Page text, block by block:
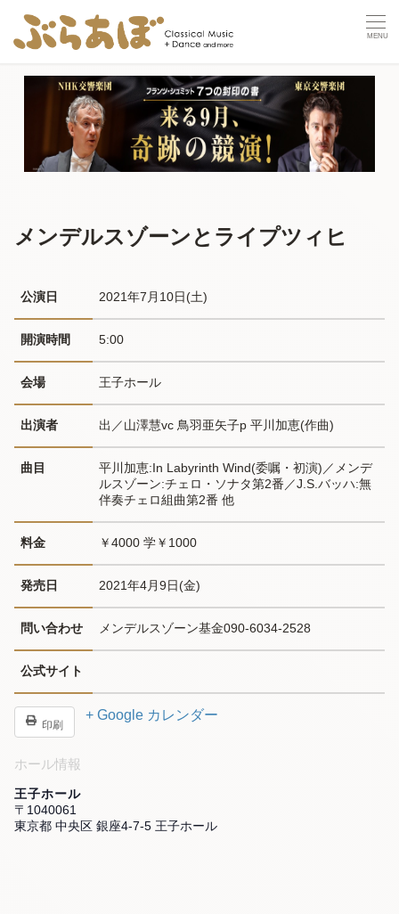
メンデルスゾーンとライプツィヒ
公演日 2021年7月10日(土)
開演時間 5:00
会場 王子ホール
出演者 出／山澤慧vc 鳥羽亜矢子p 平川加恵(作曲)
曲目
平川加恵:In Labyrinth Wind(委嘱・初演)／メンデ
ルスゾーン:チェロ・ソナタ第2番／J.S.バッハ:無
伴奏チェロ組曲第2番 他
料金 ￥4000 学￥1000
発売日 2021年4月9日(金)
問い合わせ メンデルスゾーン基金090-6034-2528
公式サイト
印刷
+ Google カレンダー
ホール情報
王子ホール
〒1040061
東京都 中央区 銀座4-7-5 王子ホール